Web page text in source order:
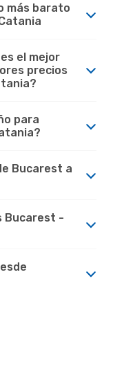
más barato
el mejor
precios
para
Bucarest a
Bucarest -